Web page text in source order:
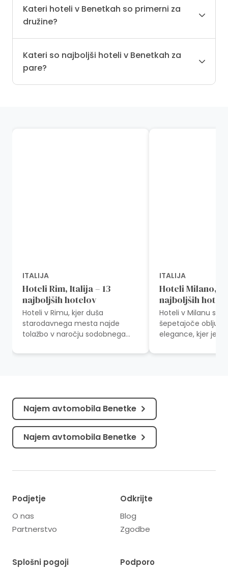
Kateri hoteli v Benetkah so primerni za
družine?
Kateri so najboljši hoteli v Benetkah za
pare?
ITALIJA
Hoteli Rim, Italija – 13
najboljših hotelov
Hoteli v Rimu, kjer duša
starodavnega mesta najde
tolažbo v naročju sodobnega
vklesanega v kamen. Kjer
ITALIJA
Hoteli Milano,
najboljših
Hoteli v Milanu se
šepetajoče
elegance, kjer je
umetnost in
Najem avtomobila Benetke
Najem avtomobila Benetke
Podjetje
O nas
Partnerstvo
Odkrijte
Blog
Zgodbe
Splošni pogoji Podporo